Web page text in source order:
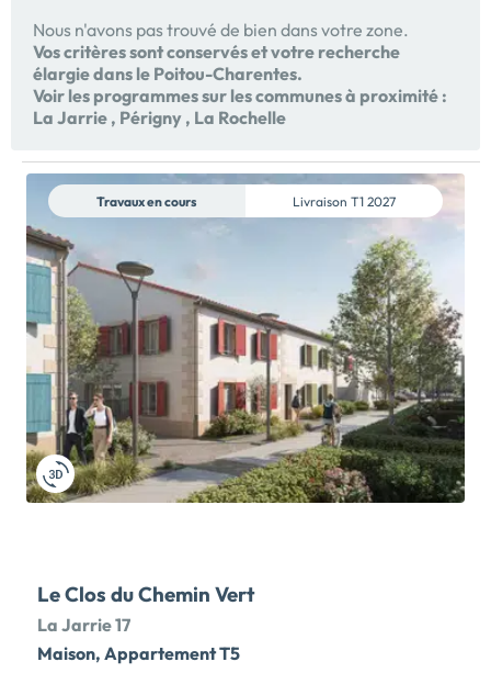
Nous n'avons pas trouvé de bien dans votre zone.
Vos critères sont conservés et votre recherche
élargie dans le Poitou-Charentes.
Voir les programmes sur les communes à proximité :
La Jarrie , Périgny , La Rochelle
Travaux en cours Livraison T1 2027
Le Clos du Chemin Vert
La Jarrie 17
Maison, Appartement T5